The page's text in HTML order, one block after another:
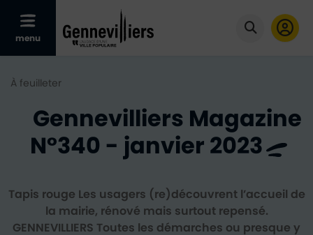
Afficher le menu mobile
menu Cliquer
À feuilleter
Gennevilliers Magazine
N°340 - janvier 2023
Tapis rouge Les usagers (re)découvrent l’accueil de
la mairie, rénové mais surtout repensé.
GENNEVILLIERS Toutes les démarches ou presque y